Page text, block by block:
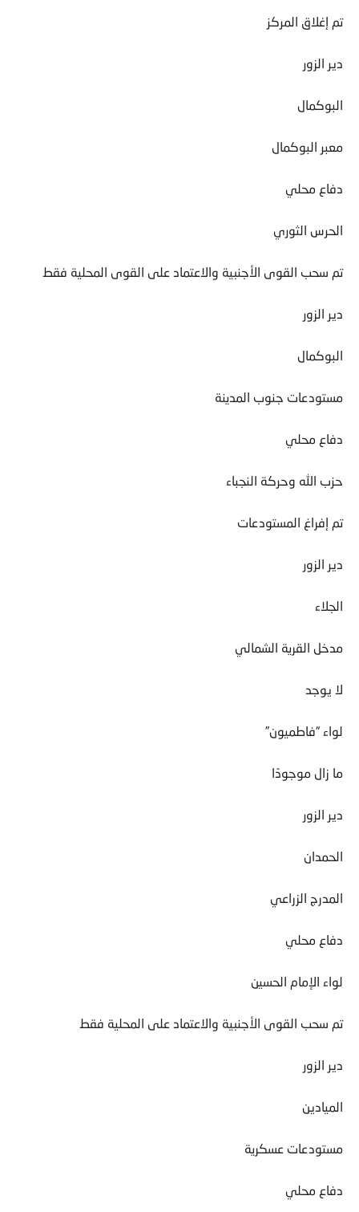
تم إغلاق المركز
دير الزور
البوكمال
معبر البوكمال
دفاع محلي
الحرس الثوري
تم سحب القوى الأجنبية والاعتماد على القوى المحلية فقط
دير الزور
البوكمال
مستودعات جنوب المدينة
دفاع محلي
حزب الله وحركة النجباء
تم إفراغ المستودعات
دير الزور
الجلاء
مدخل القرية الشمالي
لا يوجد
لواء “فاطميون”
ما زال موجودًا
دير الزور
الحمدان
المدرج الزراعي
دفاع محلي
لواء الإمام الحسين
تم سحب القوى الأجنبية والاعتماد على المحلية فقط
دير الزور
الميادين
مستودعات عسكرية
دفاع محلي